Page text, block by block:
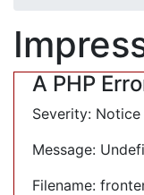
A PHP
Severity: Notice
Message:
Filename: